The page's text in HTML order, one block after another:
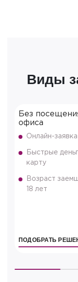
Виды
Без
офиса
Онлайн-заявка
Быстрые
карту
Возраст
18 лет
ПОДОБРАТЬ